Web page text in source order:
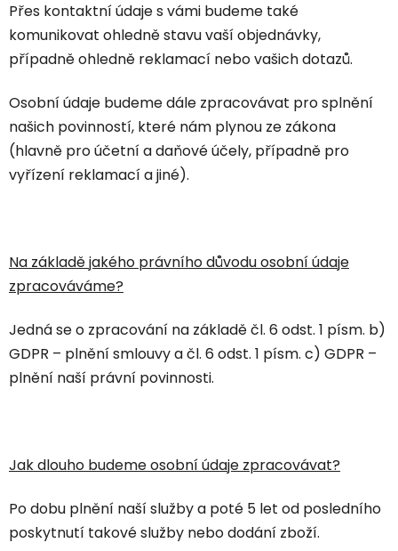
Přes kontaktní údaje s vámi budeme také
komunikovat ohledně stavu vaší objednávky,
případně ohledně reklamací nebo vašich dotazů.
Osobní údaje budeme dále zpracovávat pro splnění
našich povinností, které nám plynou ze zákona
(hlavně pro účetní a daňové účely, případně pro
vyřízení reklamací a jiné).
Na základě jakého právního důvodu osobní údaje
zpracováváme?
Jedná se o zpracování na základě čl. 6 odst. 1 písm. b)
GDPR – plnění smlouvy a čl. 6 odst. 1 písm. c) GDPR –
plnění naší právní povinnosti.
Jak dlouho budeme osobní údaje zpracovávat?
Po dobu plnění naší služby a poté 5 let od posledního
poskytnutí takové služby nebo dodání zboží.